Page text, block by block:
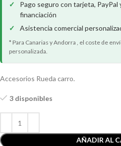
Pago seguro con tarjeta,
financiación
Asistencia comercial
* Para Canarias y Andorra , el coste de
personalizada.
Accesorios Rueda carro.
3 disponibles
AÑADIR AL